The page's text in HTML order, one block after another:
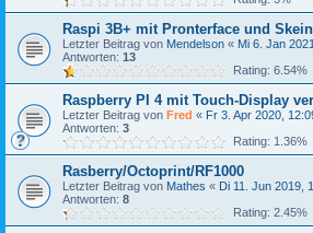
Raspi 3B+ mit Pronterface und
Letzter Beitrag von Mendelson « Mi 6. Jan
Antworten: 13
Rating: 6.54%
Raspberry PI 4 mit Touch-Display
Letzter Beitrag von Fred « Fr 3. Apr 2020,
Antworten: 3
Rating: 1.36%
Rasberry/Octoprint/RF1000
Letzter Beitrag von Mathes « Di 11. Jun 2019,
Antworten: 8
Rating: 2.45%